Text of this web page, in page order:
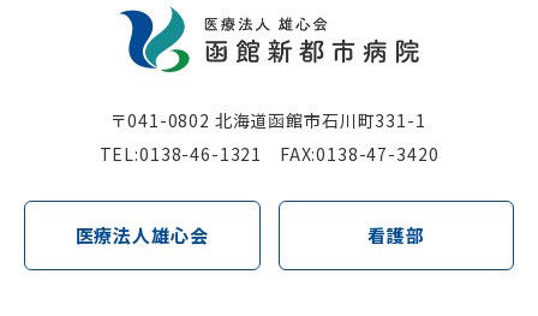
〒041-0802 北海道函館市⽯川町331-1
TEL:0138-46-1321 FAX:0138-47-3420
医療法⼈雄⼼会 看護部